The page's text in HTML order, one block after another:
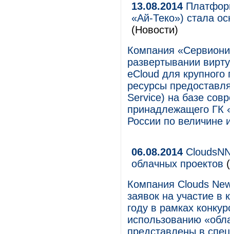
13.08.2014
«Ай-Теко») стала
(Новости)
Компания
развертывании
еCloud для
ресурсы
Service) на базе
принадлежащего ГК
России по величине
06.08.2014
облачных проектов
Компания Clouds
заявок на участие в
году в рамках
использованию
представлены в